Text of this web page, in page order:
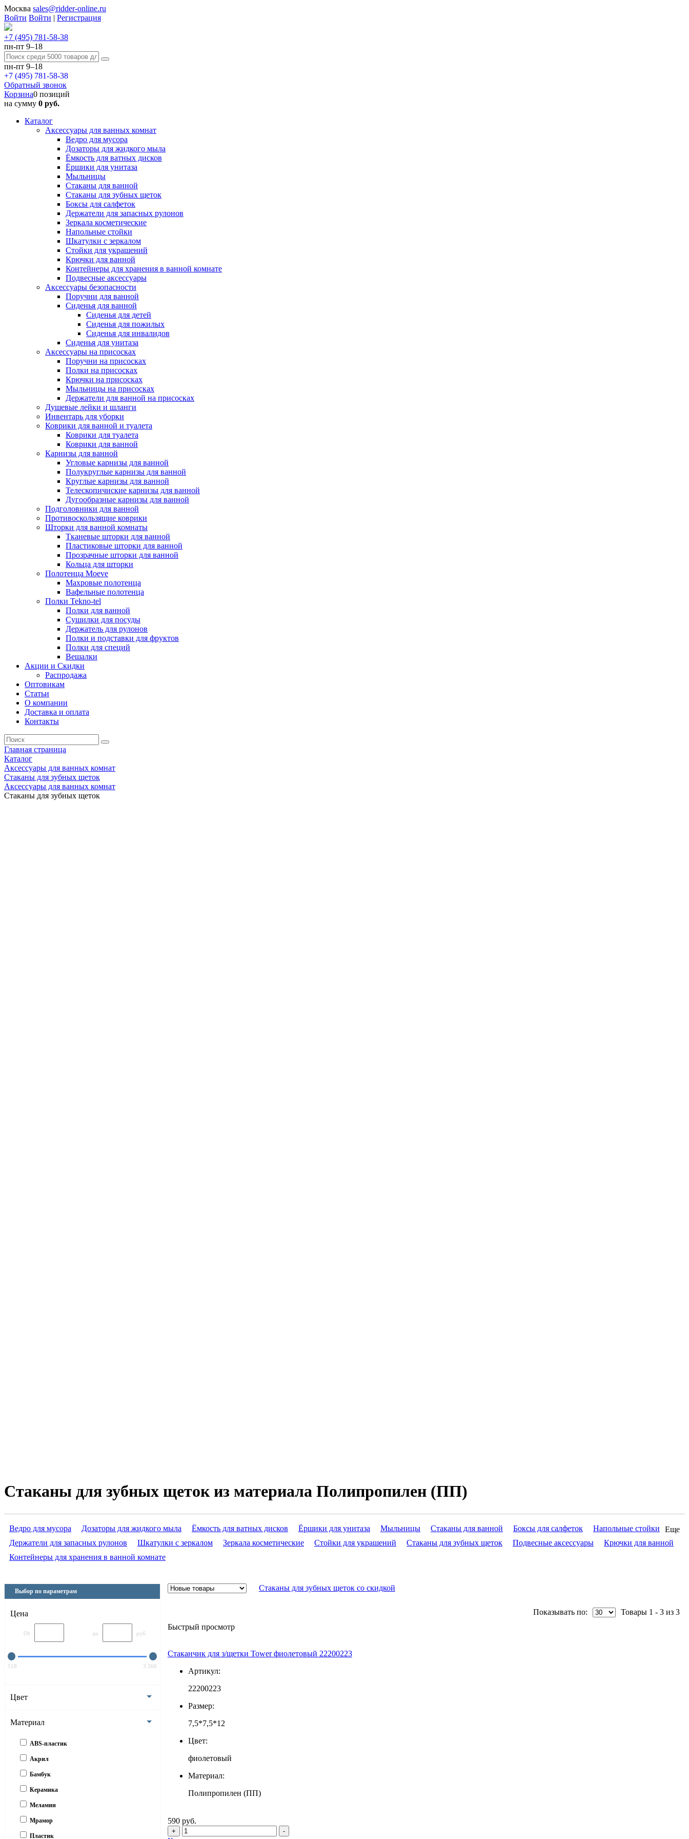
Москва sales@ridder-online.ru
Войти Войти | Регистрация
+7 (495) 781-58-38
пн-пт 9–18
пн-пт 9–18
+7 (495) 781-58-38
Обратный звонок
Корзина0 позиций
на сумму 0 руб.
Каталог
Аксессуары для ванных комнат
Ведро для мусора
Дозаторы для жидкого мыла
Ёмкость для ватных дисков
Ёршики для унитаза
Мыльницы
Стаканы для ванной
Стаканы для зубных щеток
Боксы для салфеток
Держатели для запасных рулонов
Зеркала косметические
Напольные стойки
Шкатулки с зеркалом
Стойки для украшений
Крючки для ванной
Контейнеры для хранения в ванной комнате
Подвесные аксессуары
Аксессуары безопасности
Поручни для ванной
Сиденья для ванной
Сиденья для детей
Сиденья для пожилых
Сиденья для инвалидов
Сиденья для унитаза
Аксессуары на присосках
Поручни на присосках
Полки на присосках
Крючки на присосках
Мыльницы на присосках
Держатели для ванной на присосках
Душевые лейки и шланги
Инвентарь для уборки
Коврики для ванной и туалета
Коврики для туалета
Коврики для ванной
Карнизы для ванной
Угловые карнизы для ванной
Полукруглые карнизы для ванной
Круглые карнизы для ванной
Телескопичиские карнизы для ванной
Дугообразные карнизы для ванной
Подголовники для ванной
Противоскользящие коврики
Шторки для ванной комнаты
Тканевые шторки для ванной
Пластиковые шторки для ванной
Прозрачные шторки для ванной
Кольца для шторки
Полотенца Moeve
Махровые полотенца
Вафельные полотенца
Полки Tekno-tel
Полки для ванной
Сушилки для посуды
Держатель для рулонов
Полки и подставки для фруктов
Полки для специй
Вешалки
Акции и Скидки
Распродажа
Оптовикам
Статьи
О компании
Доставка и оплата
Контакты
Главная страница
Каталог
Аксессуары для ванных комнат
Стаканы для зубных щеток
Аксессуары для ванных комнат
Стаканы для зубных щеток
Стаканы для зубных щеток из материала Полипропилен (ПП)
Ведро для мусора Дозаторы для жидкого мыла Ёмкость для ватных дисков Ёршики для унитаза Мыльницы Стаканы для ванной Боксы для салфеток
Напольные стойки
Держатели для запасных рулонов
Шкатулки с зеркалом Зеркала косметические Стойки для украшений Стаканы для зубных щеток Подвесные аксессуары
Крючки для ванной
Контейнеры для хранения в ванной комнате
Еще
Выбор по параметрам
Цена
От до руб.
518 3 366
Цвет
Материал
ABS-пластик
Акрил
Бамбук
Керамика
Меламин
Мрамор
Пластик
Стаканы для зубных щеток со скидкой
Товары 1 - 3 из 3
Показывать по:
Быстрый просмотр
Стаканчик для з/щетки Tower фиолетовый 22200223
Артикул:
22200223
Размер:
7,5*7,5*12
Цвет:
фиолетовый
Материал:
Полипропилен (ПП)
590 руб.
+ -